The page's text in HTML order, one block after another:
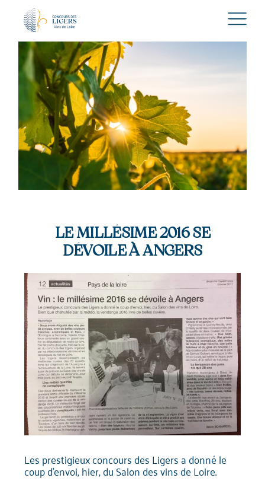
LE MILLÉSIME 2016 SE
DÉVOILE À ANGERS
Les prestigieux concours des Ligers a donné le
coup d’envoi, hier, du Salon des vins de Loire.